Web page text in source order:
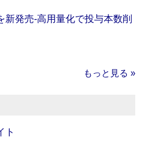
新発売‐高用量化で投与本数削
もっと見る »
ト